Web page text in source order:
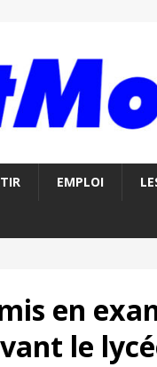
EMPLOI
en
le